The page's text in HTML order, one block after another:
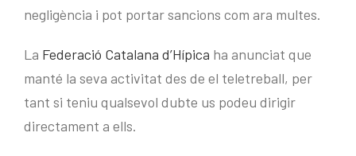
negligència i pot portar sancions com ara multes.
La Federació Catalana d’Hípica ha anunciat que
manté la seva activitat des de el teletreball, per
tant si teniu qualsevol dubte us podeu dirigir
directament a ells.